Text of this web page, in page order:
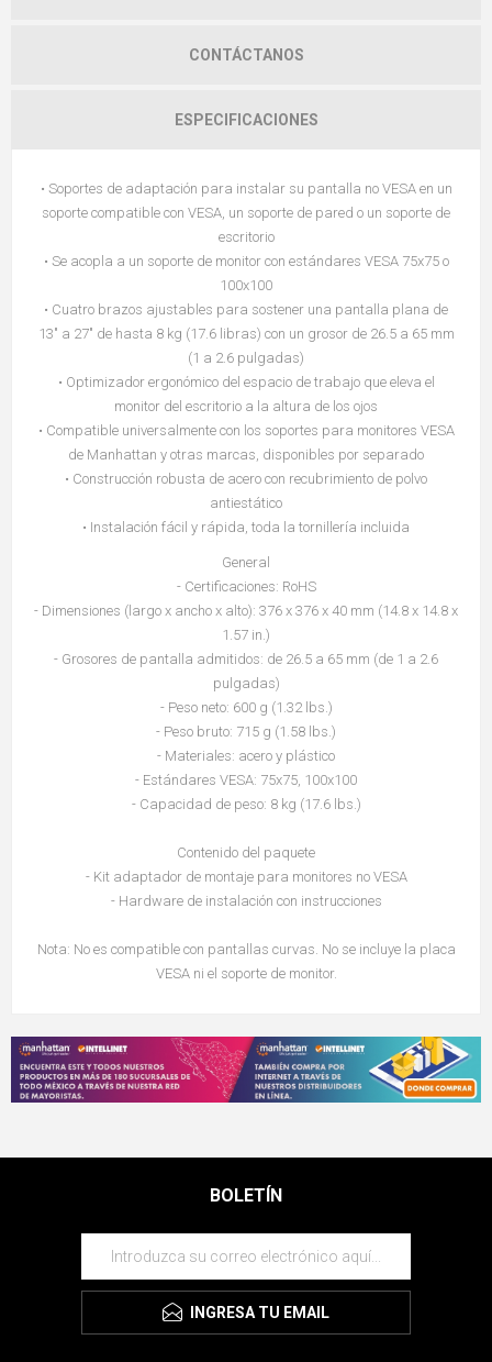
CONTÁCTANOS
ESPECIFICACIONES
• Soportes de adaptación para instalar su pantalla no VESA en un
soporte compatible con VESA, un soporte de pared o un soporte de
escritorio
• Se acopla a un soporte de monitor con estándares VESA 75x75 o
100x100
• Cuatro brazos ajustables para sostener una pantalla plana de
13" a 27" de hasta 8 kg (17.6 libras) con un grosor de 26.5 a 65 mm
(1 a 2.6 pulgadas)
• Optimizador ergonómico del espacio de trabajo que eleva el
monitor del escritorio a la altura de los ojos
• Compatible universalmente con los soportes para monitores VESA
de Manhattan y otras marcas, disponibles por separado
• Construcción robusta de acero con recubrimiento de polvo
antiestático
• Instalación fácil y rápida, toda la tornillería incluida
General
- Certificaciones: RoHS
- Dimensiones (largo x ancho x alto): 376 x 376 x 40 mm (14.8 x 14.8 x
1.57 in.)
- Grosores de pantalla admitidos: de 26.5 a 65 mm (de 1 a 2.6
pulgadas)
- Peso neto: 600 g (1.32 lbs.)
- Peso bruto: 715 g (1.58 lbs.)
- Materiales: acero y plástico
- Estándares VESA: 75x75, 100x100
- Capacidad de peso: 8 kg (17.6 lbs.)
Contenido del paquete
- Kit adaptador de montaje para monitores no VESA
- Hardware de instalación con instrucciones
Nota: No es compatible con pantallas curvas. No se incluye la placa
VESA ni el soporte de monitor.
BOLETÍN
INGRESA TU EMAIL